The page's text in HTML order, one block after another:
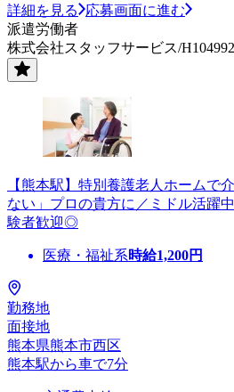
詳細を見る
応募画面に進む
派遣労働者
株式会社スタッフサービス/
【熊本駅】特別養護老人ホームで
ない」プロの貴方に／ミドル活躍
験者歓迎◎
医療・福祉系時給1,200円
勤務地
面接地
熊本県熊本市西区
熊本駅から車で7分